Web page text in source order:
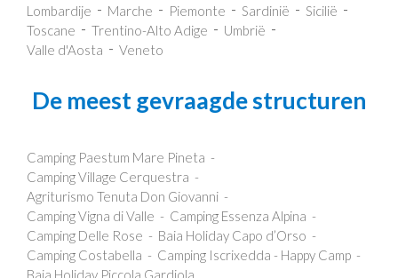
Lombardije
Marche Piemonte Sardinië
Sicilië
Toscane
Trentino-Alto Adige
Umbrië
Valle d'Aosta
Veneto
De meest gevraagde structuren
Camping Paestum Mare Pineta
Camping Village Cerquestra
Agriturismo Tenuta Don Giovanni
Camping Vigna di Valle
Camping Essenza Alpina
Camping Delle Rose
Baia Holiday Capo d’Orso
Camping Costabella
Camping Iscrixedda - Happy Camp
Baia Holiday Piccola Gardiola